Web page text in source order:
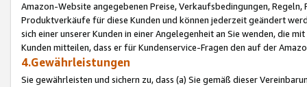
Amazon-Website angegebenen Preise, Verkaufsbedingungen,
Produktverkäufe für diese Kunden und können jederzeit geändert
sich einer unserer Kunden in einer Angelegenheit an Sie wenden, die
Kunden mitteilen, dass er für Kundenservice-Fragen den auf der
4.Gewährleistungen
Sie gewährleisten und sichern zu, dass (a) Sie gemäß dieser